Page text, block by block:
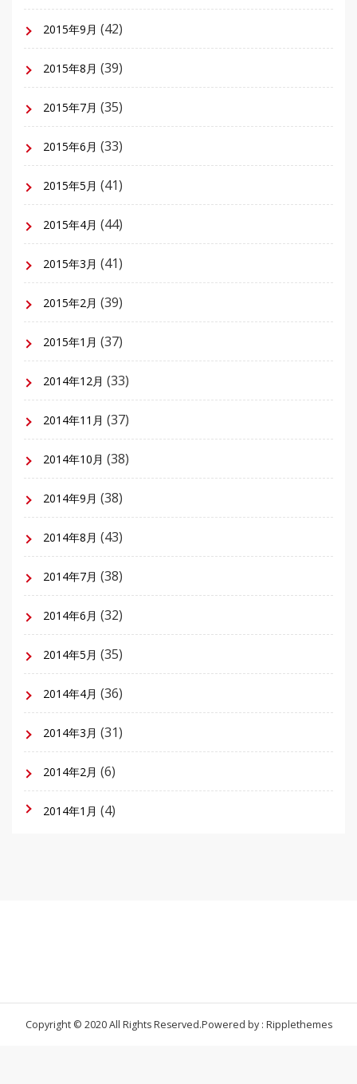
2015年9月 (42)
2015年8月 (39)
2015年7月 (35)
2015年6月 (33)
2015年5月 (41)
2015年4月 (44)
2015年3月 (41)
2015年2月 (39)
2015年1月 (37)
2014年12月 (33)
2014年11月 (37)
2014年10月 (38)
2014年9月 (38)
2014年8月 (43)
2014年7月 (38)
2014年6月 (32)
2014年5月 (35)
2014年4月 (36)
2014年3月 (31)
2014年2月 (6)
2014年1月 (4)
Copyright © 2020 All Rights Reserved.Powered by : Ripplethemes